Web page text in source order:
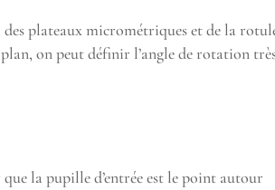
plateaux micrométriques et de la
on peut définir l’angle de rotation
la pupille d’entrée est le point autour